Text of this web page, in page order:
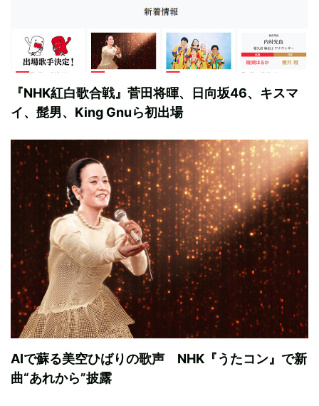
『NHK紅白歌合戦』菅田将暉、日向坂46、キスマ
イ、髭男、King Gnuら初出場
AIで蘇る美空ひばりの歌声 NHK『うたコン』で新
曲“あれから”披露